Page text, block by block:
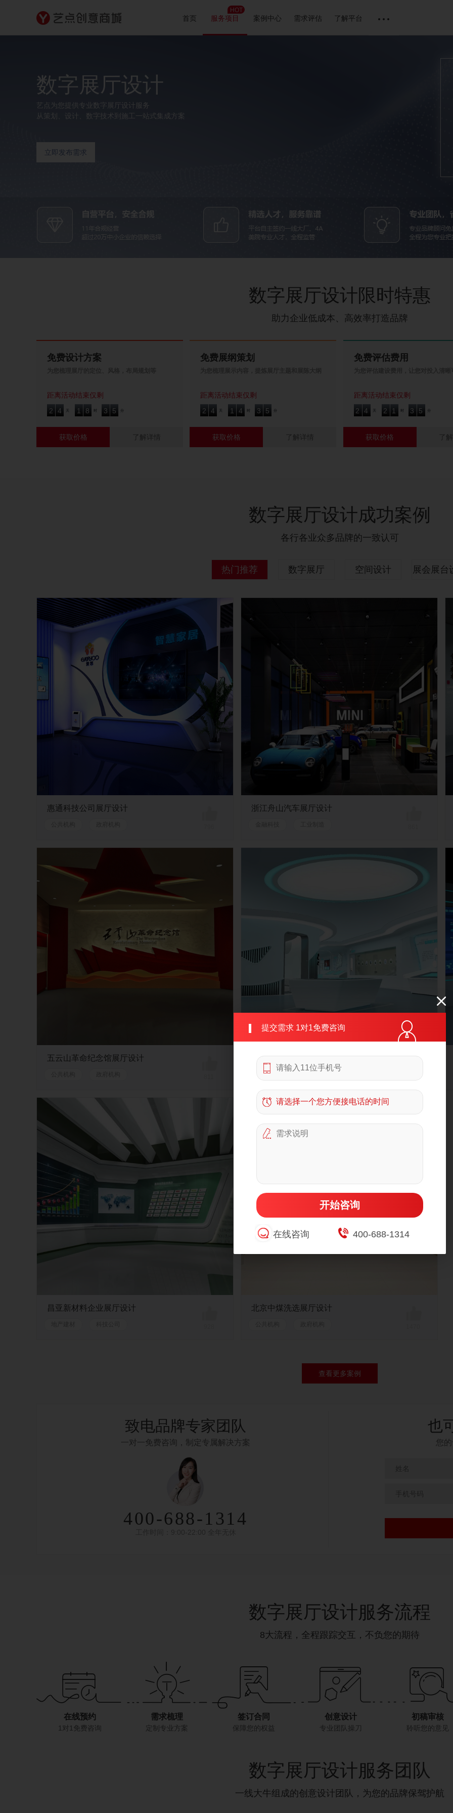
首页 服务项目
HOT
案例中心 需求评估 了解平台
数字展厅设计
艺点为您提供专业数字展厅设计服务
从策划、设计、数字技术到施工一站式集成方案
立即发布需求
数字展厅设计限时特惠
助力企业低成本、高效率打造品牌
免费设计方案
距离活动结束仅剩
2
2
4
4
天
1
1
8
8
时
3
5
分
获取价格 了解详情
免费展纲策划
距离活动结束仅剩
2
2
4
4
天
1
1
4
4
时
3
5
分
获取价格 了解详情
免费评估费用
距离活动结束仅剩
2
2
4
4
天
2
2
1
1
时
3
5
分
获取价格 了
数字展厅设计成功案例
各行各业众多品牌的一致认可
热门推荐 数字展厅 空间设计 展会展台
惠通科技公司展厅设计 浙江舟山汽车展厅设计
五云山革命纪念馆展厅设计 重庆渝北数字图文体验馆设计
公共机构
昌亚新材料企业展厅设计 北京中煤洗选展厅设计
查看更多案例
致电品牌专家团队
一对一免费咨询，制定专属解决方案
400-688-1314
也
您
数字展厅设计服务流程
8大流程，全程跟踪交互，不负您的期待
在线预约
1对1免费咨询
需求梳理
定制专业方案
签订合同
保障您的权益
创意设计
专业团队操刀
初稿审核
聆听您的意见
数字展厅设计服务团队
一线大牛组成的创意设计团队，为您的品牌保驾护航
提交需求 1对1免费咨询
开始咨询
在线咨询 400-688-1314